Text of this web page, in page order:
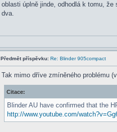
oblasti úplně jinde, odhodlá k tomu,
dva.
Předmět příspěvku: Re: Blinder 905compact
Tak mimo dříve zmíněného problému
Citace:
Blinder AU have confirmed that the
http://www.youtube.com/